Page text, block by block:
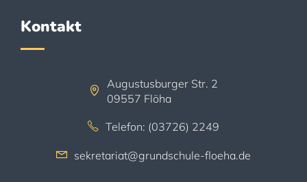
Kontakt
Augustusburger Str. 2
09557 Flöha
Telefon: (03726) 2249
sekretariat@grundschule-floeha.de